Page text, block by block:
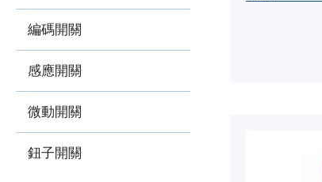
編碼開關
感應開關
微動開關
鈕子開關